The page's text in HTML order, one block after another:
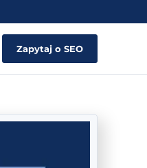
Zapytaj o SEO